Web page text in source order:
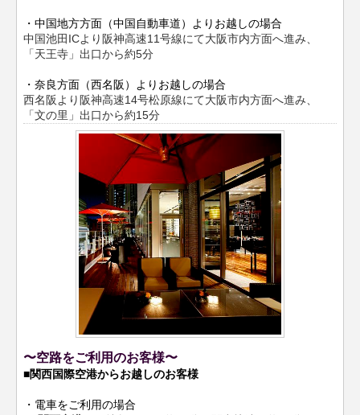
・中国地方方面（中国自動車道）よりお越しの場合
中国池田ICより阪神高速11号線にて大阪市内方面へ進み、
「天王寺」出口から約5分
・奈良方面（西名阪）よりお越しの場合
西名阪より阪神高速14号松原線にて大阪市内方面へ進み、
「文の里」出口から約15分
〜空路をご利用のお客様〜
■関西国際空港からお越しのお客様
・電車をご利用の場合